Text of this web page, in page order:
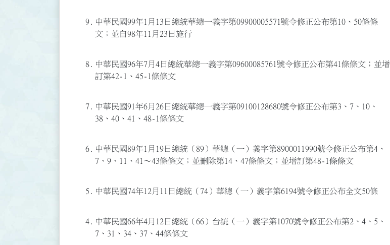
9.
中華民國99年1月13日總統華總一義字第09900005571號令修正公布第10、50條條
文；並自98年11月23日施行
8.
中華民國96年7月4日總統華總一義字第09600085761號令修正公布第41條條文；並增
訂第42-1、45-1條條文
7.
中華民國91年6月26日總統華總一義字第09100128680號令修正公布第3、7、10、
38、40、41、48-1條條文
6.
中華民國89年1月19日總統（89）華總（一）義字第8900011990號令修正公布第4、
7、9、11、41～43條條文；並刪除第14、47條條文；並增訂第48-1條條文
5. 中華民國74年12月11日總統（74）華總（一）義字第6194號令修正公布全文50條
4.
中華民國66年4月12日總統（66）台統（一）義字第1070號令修正公布第2、4、5、
7、31、34、37、44條條文